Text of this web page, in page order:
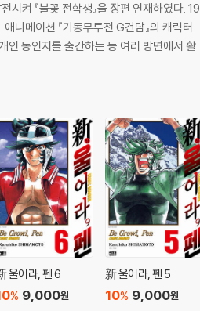
켜 『불꽃 전학생』을 장편 연재하였다. 19
니메이션 『기동무투전 G건담』의 캐릭터
인 동인지를 출간하는 등 여러 방면에서 활
울어라, 펜 6
9,000원
%
新 울어라, 펜 5
9,000원
10%